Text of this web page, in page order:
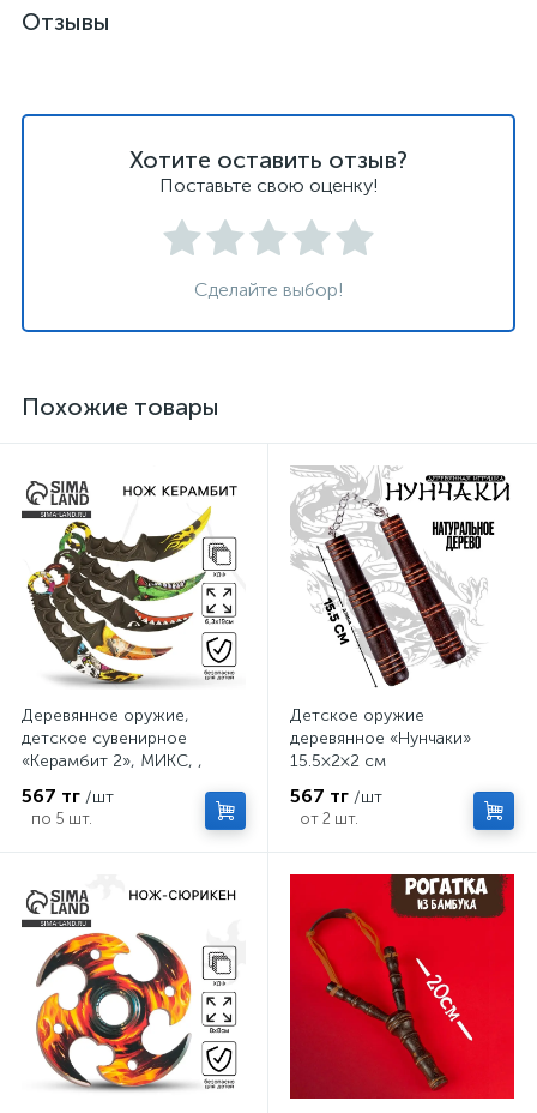
Отзывы
Хотите оставить отзыв?
Поставьте свою оценку!
Сделайте выбор!
Похожие товары
Деревянное оружие,
детское сувенирное
«Керамбит 2», МИКС, ,
567 тг /шт
по 5 шт.
Детское оружие
деревянное «Нунчаки»
15.5×2×2 см
567 тг /шт
от 2 шт.